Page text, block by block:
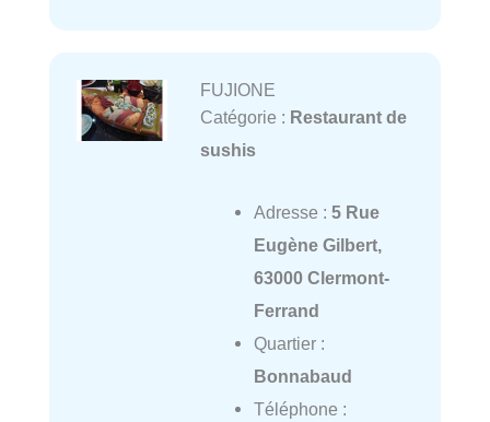
FUJIONE
Catégorie : Restaurant de
sushis
Adresse : 5 Rue
Eugène Gilbert,
63000 Clermont-
Ferrand
Quartier :
Bonnabaud
Téléphone :